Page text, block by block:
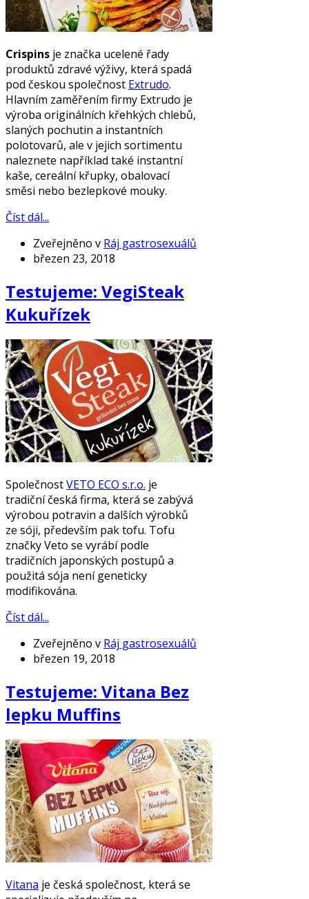
Crispins je značka ucelené řady
produktů zdravé výživy, která spadá
pod českou společnost Extrudo.
Hlavním zaměřením firmy Extrudo je
výroba originálních křehkých chlebů,
slaných pochutin a instantních
polotovarů, ale v jejich sortimentu
naleznete například také instantní
kaše, cereální křupky, obalovací
směsi nebo bezlepkové mouky.
Číst dál...
Zveřejněno v Ráj gastrosexuálů
březen 23, 2018
Testujeme: VegiSteak
Kukuřízek
SpolečnostVETO ECO s.r.o. je
tradiční česká firma, která se zabývá
výrobou potravin a dalších výrobků
ze sóji, především pak tofu. Tofu
značky Veto se vyrábí podle
tradičních japonských postupů a
použitá sója není geneticky
modifikována.
Číst dál...
Zveřejněno v Ráj gastrosexuálů
březen 19, 2018
Testujeme: Vitana Bez
lepku Muffins
Vitana je česká společnost, která se